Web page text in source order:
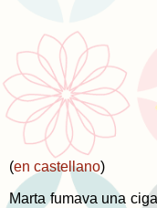
(en castellano)
Marta fumava una